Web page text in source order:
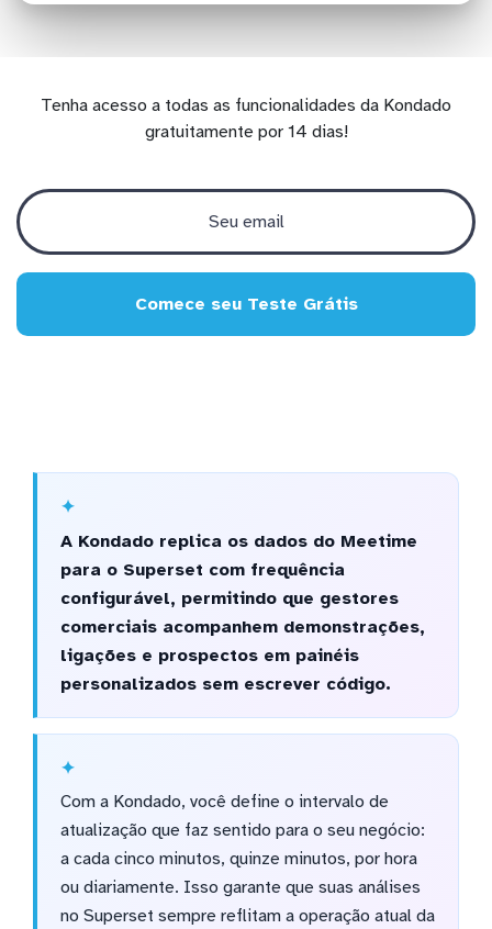
Tenha acesso a todas as funcionalidades da Kondado
gratuitamente por 14 dias!
Comece seu Teste Grátis
A Kondado replica os dados do Meetime
para o Superset com frequência
configurável, permitindo que gestores
comerciais acompanhem demonstrações,
ligações e prospectos em painéis
personalizados sem escrever código.
Com a Kondado, você define o intervalo de
atualização que faz sentido para o seu negócio:
a cada cinco minutos, quinze minutos, por hora
ou diariamente. Isso garante que suas análises
no Superset sempre reflitam a operação atual da